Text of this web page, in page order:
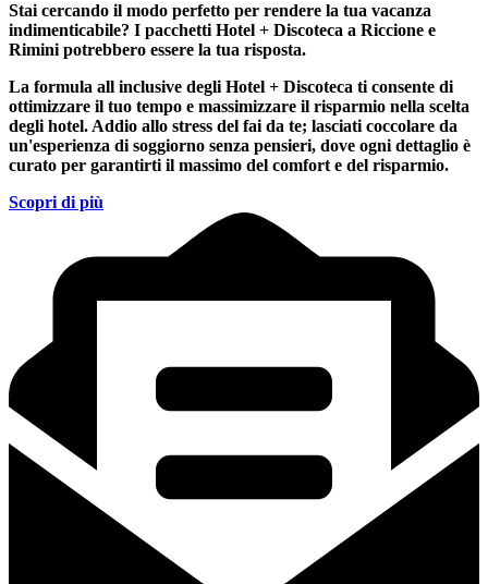
Stai cercando il modo perfetto per rendere la tua vacanza
indimenticabile? I pacchetti Hotel + Discoteca a Riccione e
Rimini potrebbero essere la tua risposta.
La formula all inclusive degli Hotel + Discoteca ti consente di
ottimizzare il tuo tempo e massimizzare il risparmio nella scelta
degli hotel. Addio allo stress del fai da te; lasciati coccolare da
un'esperienza di soggiorno senza pensieri, dove ogni dettaglio è
curato per garantirti il massimo del comfort e del risparmio.
Scopri di più